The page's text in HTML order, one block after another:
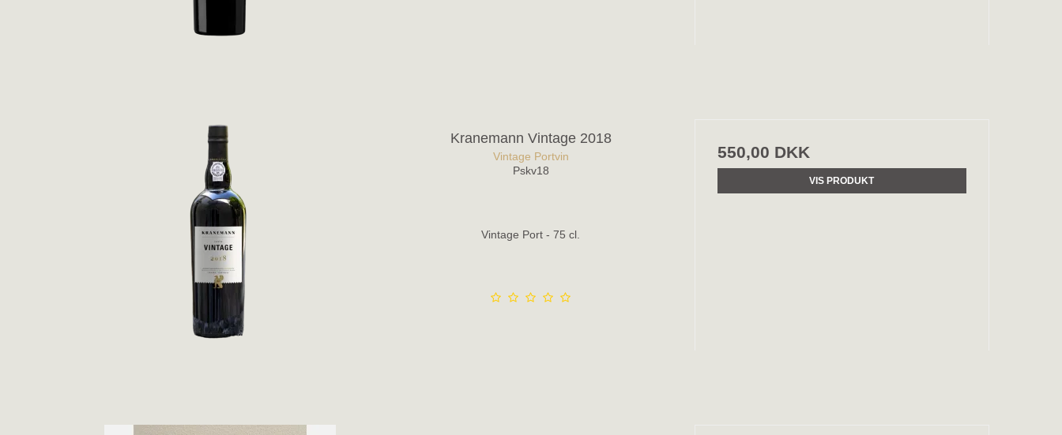
Kranemann Vintage 2018
Vintage Portvin
Pskv18
Vintage Port - 75 cl.
550,00 DKK
VIS PRODUKT